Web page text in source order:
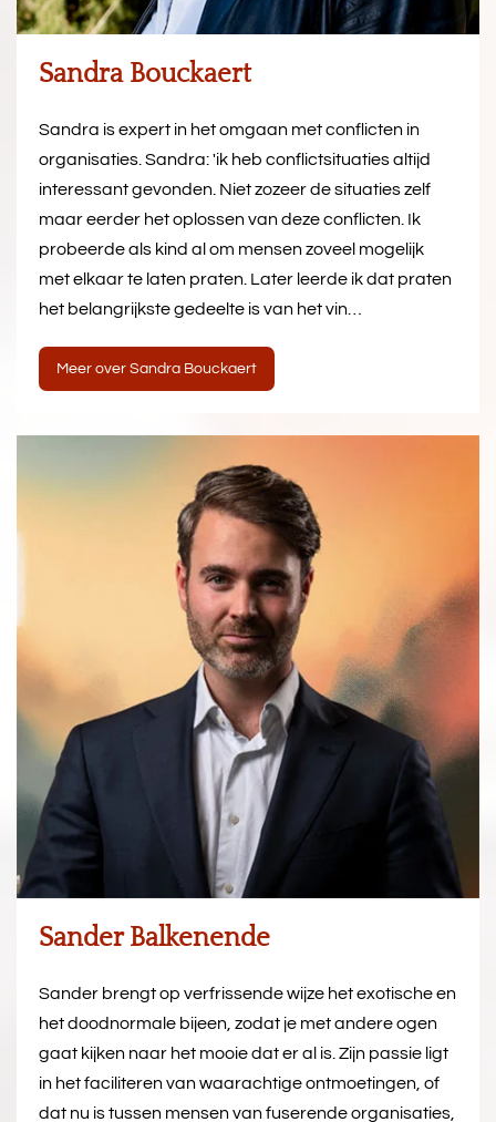
Sandra Bouckaert
Sandra is expert in het omgaan met conflicten in
organisaties. Sandra: 'ik heb conflictsituaties altijd
interessant gevonden. Niet zozeer de situaties zelf
maar eerder het oplossen van deze conflicten. Ik
probeerde als kind al om mensen zoveel mogelijk
met elkaar te laten praten. Later leerde ik dat praten
het belangrijkste gedeelte is van het vin…
Meer over Sandra Bouckaert
Sander Balkenende
Sander brengt op verfrissende wijze het exotische en
het doodnormale bijeen, zodat je met andere ogen
gaat kijken naar het mooie dat er al is. Zijn passie ligt
in het faciliteren van waarachtige ontmoetingen, of
dat nu is tussen mensen van fuserende organisaties,